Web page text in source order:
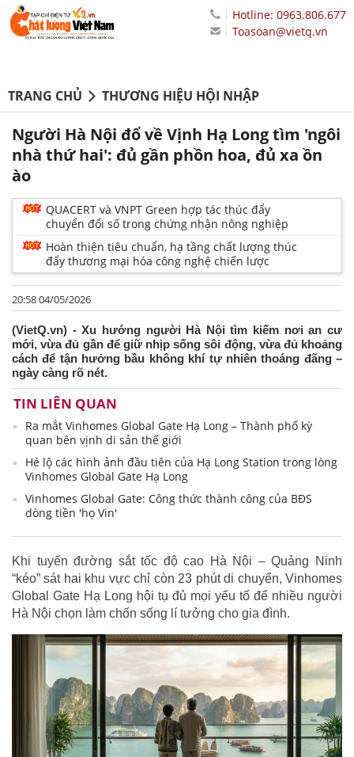
Hotline: 0963.806.677
Toasoan@vietq.vn
TRANG CHỦ THƯƠNG HIỆU HỘI NHẬP
Người Hà Nội đổ về Vịnh Hạ Long tìm 'ngôi
nhà thứ hai': đủ gần phồn hoa, đủ xa ồn
ào
QUACERT và VNPT Green hợp tác thúc đẩy
chuyển đổi số trong chứng nhận nông nghiệp
Hoàn thiện tiêu chuẩn, hạ tầng chất lượng thúc
đẩy thương mại hóa công nghệ chiến lược
20:58 04/05/2026
(VietQ.vn) - Xu hướng người Hà Nội tìm kiếm nơi an cư
mới, vừa đủ gần để giữ nhịp sống sôi động, vừa đủ khoảng
cách để tận hưởng bầu không khí tự nhiên thoáng đãng –
ngày càng rõ nét.
TIN LIÊN QUAN
Ra mắt Vinhomes Global Gate Hạ Long – Thành phố kỳ
quan bên vịnh di sản thế giới
Hé lộ các hình ảnh đầu tiên của Hạ Long Station trong lòng
Vinhomes Global Gate Hạ Long
Vinhomes Global Gate: Công thức thành công của BĐS
dòng tiền 'họ Vin'
Khi tuyến đường sắt tốc độ cao Hà Nội – Quảng Ninh
“kéo” sát hai khu vực chỉ còn 23 phút di chuyển, Vinhomes
Global Gate Hạ Long hội tụ đủ mọi yếu tố để nhiều người
Hà Nội chọn làm chốn sống lí tưởng cho gia đình.